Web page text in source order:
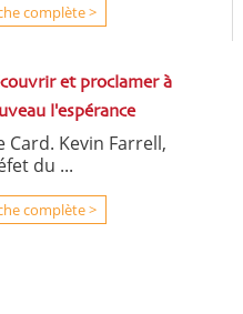
complète >
et proclamer à
l'espérance
Card. Kevin Farrell,
du ...
complète >